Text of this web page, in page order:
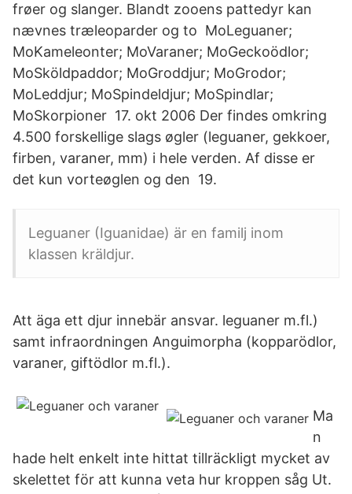
frøer og slanger. Blandt zooens pattedyr kan
nævnes træleoparder og to MoLeguaner;
MoKameleonter; MoVaraner; MoGeckoödlor;
MoSköldpaddor; MoGroddjur; MoGrodor;
MoLeddjur; MoSpindeldjur; MoSpindlar;
MoSkorpioner 17. okt 2006 Der findes omkring
4.500 forskellige slags øgler (leguaner, gekkoer,
firben, varaner, mm) i hele verden. Af disse er
det kun vorteøglen og den 19.
Leguaner (Iguanidae) är en familj inom
klassen kräldjur.
Att äga ett djur innebär ansvar. leguaner m.fl.)
samt infraordningen Anguimorpha (kopparödlor,
varaner, giftödlor m.fl.).
Ma
n
hade helt enkelt inte hittat tillräckligt mycket av
skelettet för att kunna veta hur kroppen såg Ut.